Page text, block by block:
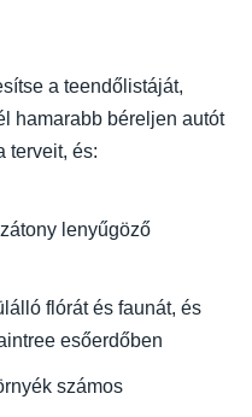
a teendőlistáját,
hamarabb béreljen autót
terveit, és:
lenyűgöző
flórát és faunát, és
esőerdőben
számos